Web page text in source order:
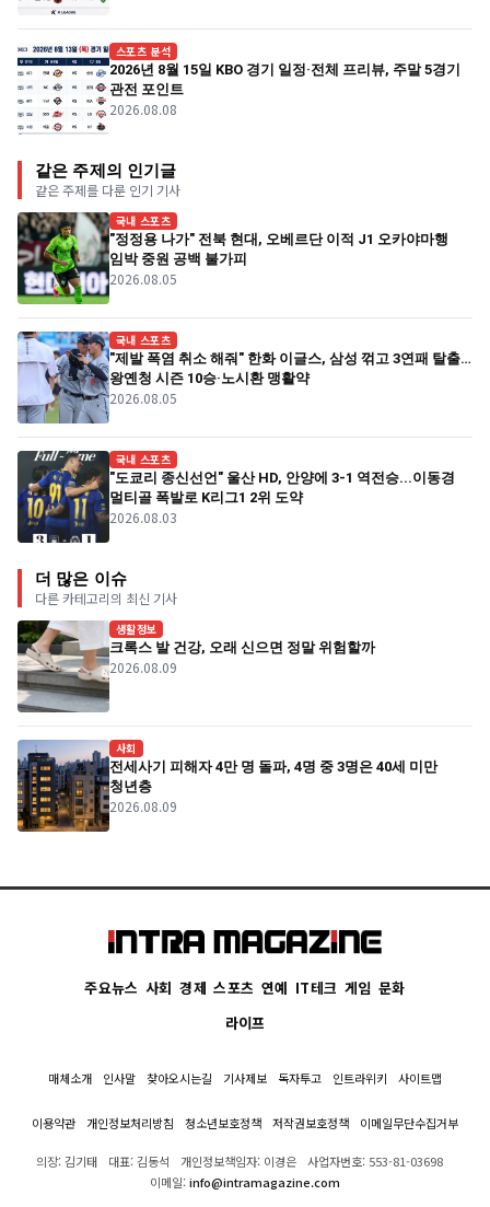
스포츠 분석
2026년 8월 15일 KBO 경기 일정·전체 프리뷰, 주말 5경기
관전 포인트
2026.08.08
같은 주제의 인기글
같은 주제를 다룬 인기 기사
국내 스포츠
"정정용 나가" 전북 현대, 오베르단 이적 J1 오카야마행
임박 중원 공백 불가피
2026.08.05
국내 스포츠
"제발 폭염 취소 해줘" 한화 이글스, 삼성 꺾고 3연패 탈출…
왕옌청 시즌 10승·노시환 맹활약
2026.08.05
국내 스포츠
"도쿄리 종신선언" 울산 HD, 안양에 3-1 역전승...이동경
멀티골 폭발로 K리그1 2위 도약
2026.08.03
더 많은 이슈
다른 카테고리의 최신 기사
생활정보
크록스 발 건강, 오래 신으면 정말 위험할까
2026.08.09
사회
전세사기 피해자 4만 명 돌파, 4명 중 3명은 40세 미만
청년층
2026.08.09
주요뉴스 사회 경제 스포츠 연예 IT테크 게임 문화
라이프
매체소개 인사말 찾아오시는길 기사제보 독자투고 인트라위키 사이트맵
이용약관 개인정보처리방침 청소년보호정책 저작권보호정책 이메일무단수집거부
의장: 김기태 대표: 김동석 개인정보책임자: 이경은
사업자번호: 553-81-03698
이메일:info@intramagazine.com